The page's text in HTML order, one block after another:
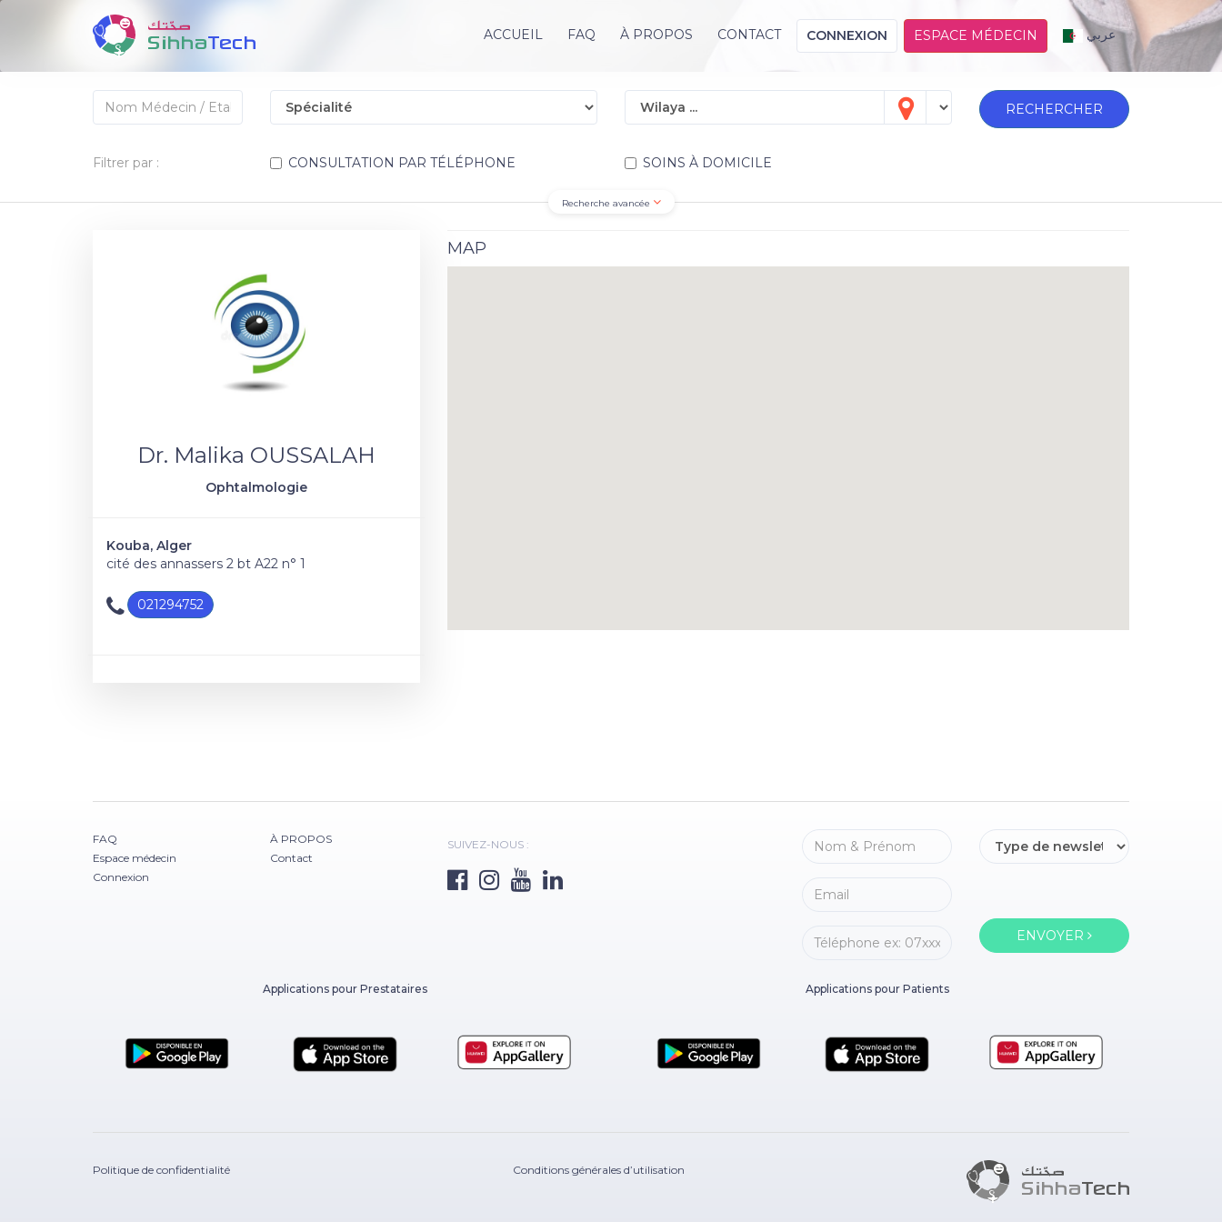
ACCUEIL FAQ À PROPOS CONTACT CONNEXION ESPACE MÉDECIN عربي
RECHERCHER
Filtrer par : CONSULTATION PAR TÉLÉPHONE SOINS À DOMICILE
Recherche avancée
Dr. Malika OUSSALAH
Ophtalmologie
Kouba, Alger
cité des annassers 2 bt A22 n° 1
021294752
MAP
FAQ
Espace médecin
Connexion
À PROPOS
Contact
SUIVEZ-NOUS :
ENVOYER
Applications pour Prestataires Applications pour Patients
Politique de confidentialité Conditions générales d’utilisation